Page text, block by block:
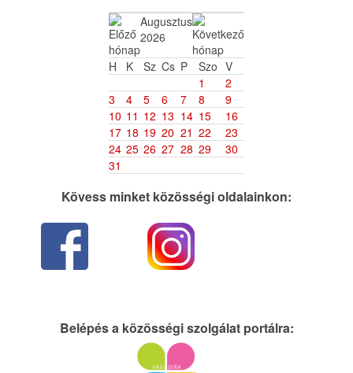
Augusztus
2026
H
K Sz Cs P Szo V
1
2
3
4 5 6 7 8
9
10 11 12 13 14 15
16
17 18 19 20 21 22
23
24 25 26 27 28 29
30
31
Kövess minket közösségi oldalainkon:
Belépés a közösségi szolgálat portálra: